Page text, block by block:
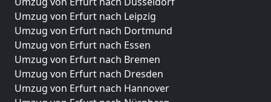
Umzug von Erfurt nach Leipzig
Umzug von Erfurt nach Dortmund
Umzug von Erfurt nach Essen
Umzug von Erfurt nach Bremen
Umzug von Erfurt nach Dresden
Umzug von Erfurt nach Hannover